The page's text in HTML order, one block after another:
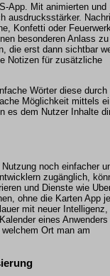
App. Mit animierten und
ausdrucksstärker.
Konfetti oder
besonderen Anlass
die erst dann sichtbar
Notizen für zusätzliche
Wörter diese
Möglichkeit mittels
es dem Nutzer Inhalte
noch einfacher
zugänglich,
und Dienste wie
ohne die Karten App
mit neuer Intelligenz,
eines
Ort man am